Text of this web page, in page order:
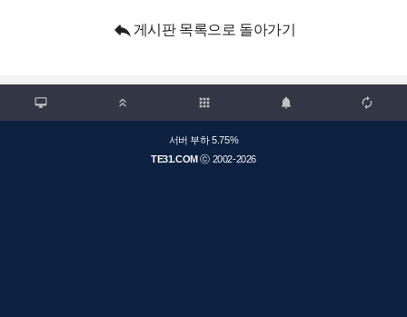
 게시판 목록으로 돌아가기
  apps  
서버 부하 5.75%
TE31.COMⓒ 2002-2026